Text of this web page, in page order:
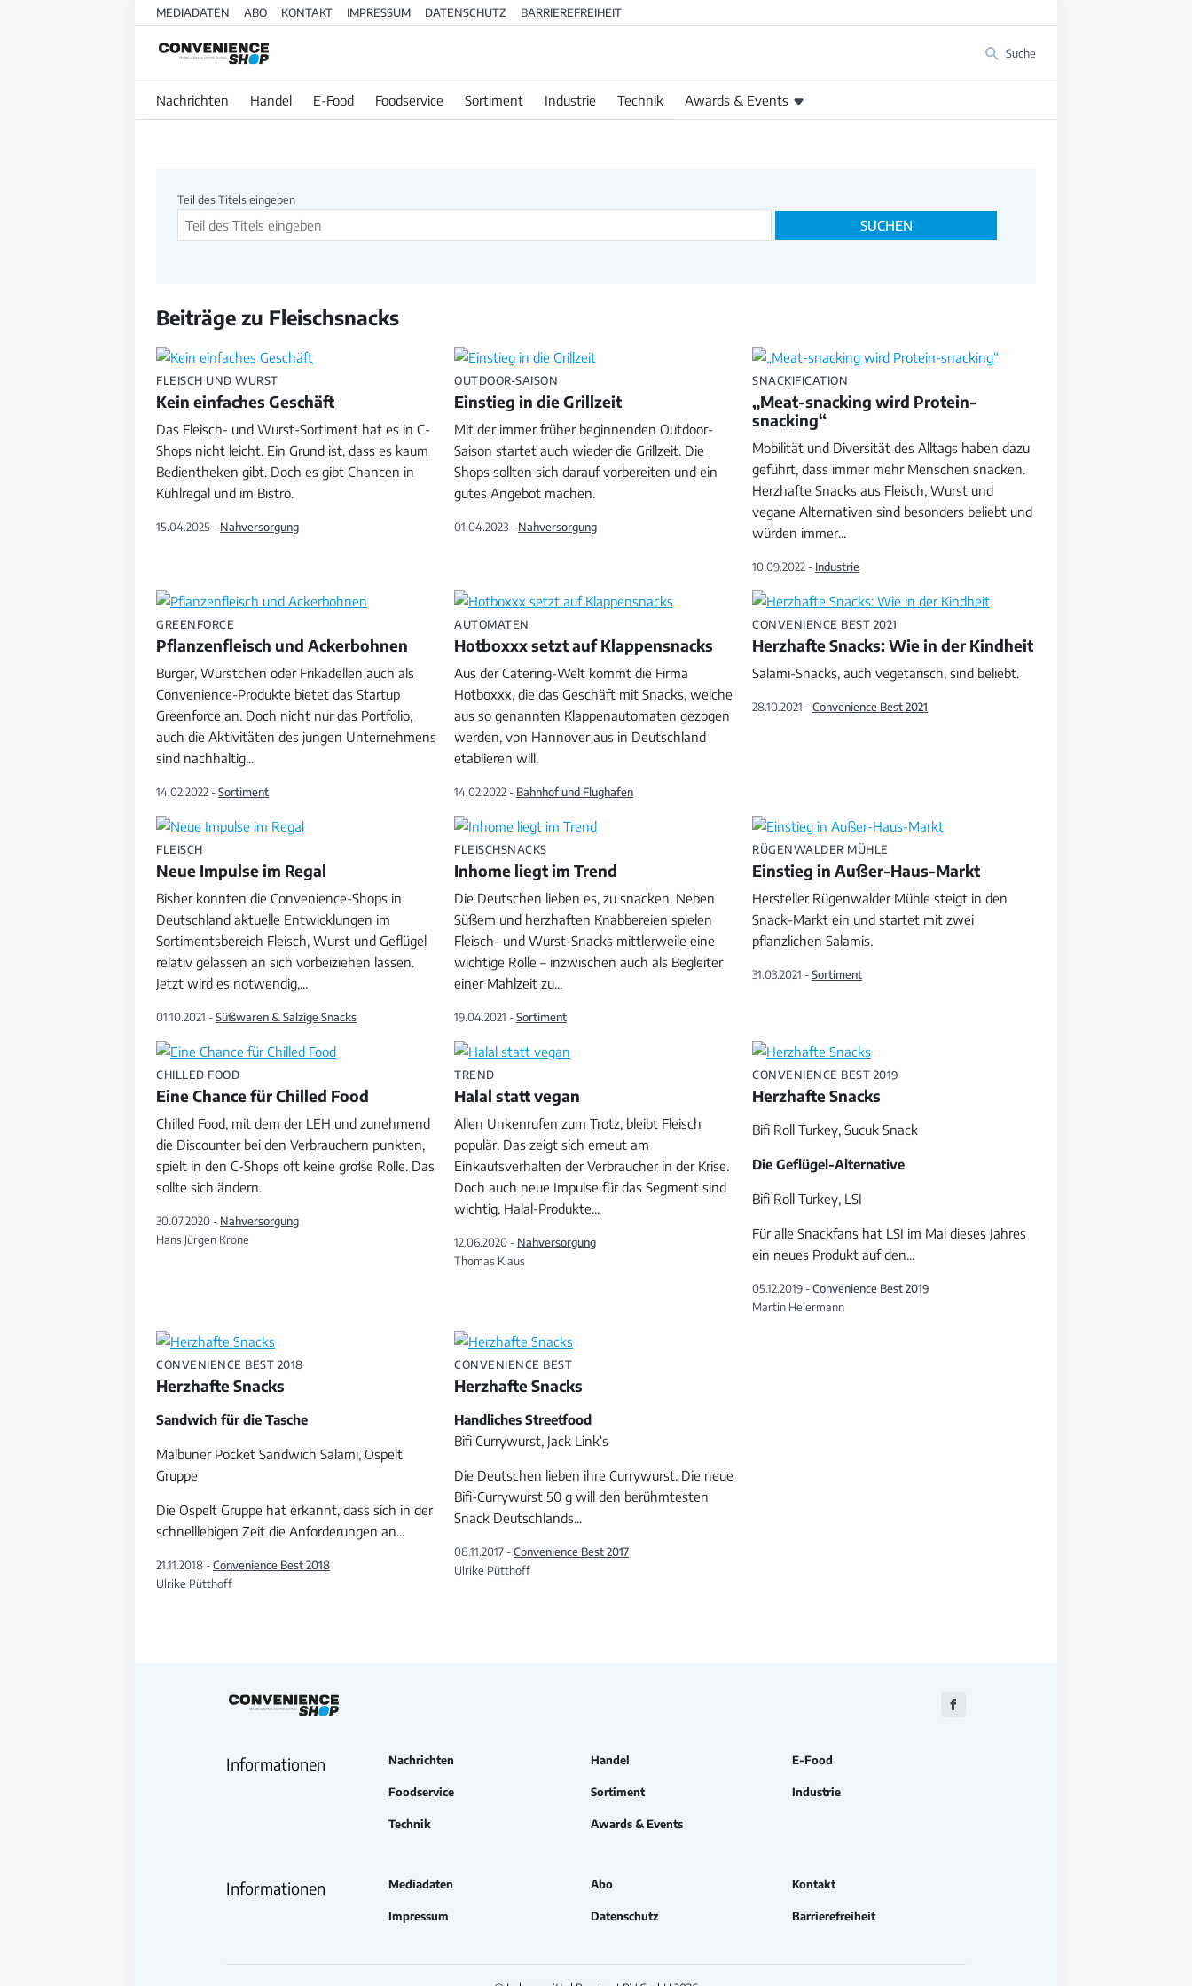
MEDIADATEN ABO KONTAKT IMPRESSUM DATENSCHUTZ BARRIEREFREIHEIT
Suche
Nachrichten Handel E-Food Foodservice Sortiment Industrie Technik Awards & Events
Beitragssuche
Teil des Titels eingeben
SUCHEN
Beiträge zu Fleischsnacks
FLEISCH UND WURST
Kein einfaches Geschäft
Das Fleisch- und Wurst-Sortiment hat es in C-
Shops nicht leicht. Ein Grund ist, dass es kaum
Bedientheken gibt. Doch es gibt Chancen in
Kühlregal und im Bistro.
15.04.2025 - Nahversorgung
OUTDOOR-SAISON
Einstieg in die Grillzeit
Mit der immer früher beginnenden Outdoor-
Saison startet auch wieder die Grillzeit. Die
Shops sollten sich darauf vorbereiten und ein
gutes Angebot machen.
01.04.2023 - Nahversorgung
SNACKIFICATION
„Meat-snacking wird Protein-
snacking“
Mobilität und Diversität des Alltags haben dazu
geführt, dass immer mehr Menschen snacken.
Herzhafte Snacks aus Fleisch, Wurst und
vegane Alternativen sind besonders beliebt und
würden immer...
10.09.2022 - Industrie
GREENFORCE
Pflanzenfleisch und Ackerbohnen
Burger, Würstchen oder Frikadellen auch als
Convenience-Produkte bietet das Startup
Greenforce an. Doch nicht nur das Portfolio,
auch die Aktivitäten des jungen Unternehmens
sind nachhaltig...
14.02.2022 -Sortiment
AUTOMATEN
Hotboxxx setzt auf Klappensnacks
Aus der Catering-Welt kommt die Firma
Hotboxxx, die das Geschäft mit Snacks, welche
aus so genannten Klappenautomaten gezogen
werden, von Hannover aus in Deutschland
etablieren will.
14.02.2022 - Bahnhof und Flughafen
CONVENIENCE BEST 2021
Herzhafte Snacks: Wie in der Kindheit
Salami-Snacks, auch vegetarisch, sind beliebt.
28.10.2021 -Convenience Best 2021
FLEISCH
Neue Impulse im Regal
Bisher konnten die Convenience-Shops in
Deutschland aktuelle Entwicklungen im
Sortimentsbereich Fleisch, Wurst und Geflügel
relativ gelassen an sich vorbeiziehen lassen.
Jetzt wird es notwendig,...
01.10.2021 -Süßwaren & Salzige Snacks
FLEISCHSNACKS
Inhome liegt im Trend
Die Deutschen lieben es, zu snacken. Neben
Süßem und herzhaften Knabbereien spielen
Fleisch- und Wurst-Snacks mittlerweile eine
wichtige Rolle – inzwischen auch als Begleiter
einer Mahlzeit zu...
19.04.2021 -Sortiment
RÜGENWALDER MÜHLE
Einstieg in Außer-Haus-Markt
Hersteller Rügenwalder Mühle steigt in den
Snack-Markt ein und startet mit zwei
pflanzlichen Salamis.
31.03.2021 -Sortiment
CHILLED FOOD
Eine Chance für Chilled Food
Chilled Food, mit dem der LEH und zunehmend
die Discounter bei den Verbrauchern punkten,
spielt in den C-Shops oft keine große Rolle. Das
sollte sich ändern.
30.07.2020 - Nahversorgung
Hans Jürgen Krone
TREND
Halal statt vegan
Allen Unkenrufen zum Trotz, bleibt Fleisch
populär. Das zeigt sich erneut am
Einkaufsverhalten der Verbraucher in der Krise.
Doch auch neue Impulse für das Segment sind
wichtig. Halal-Produkte...
12.06.2020 - Nahversorgung
Thomas Klaus
CONVENIENCE BEST 2019
Herzhafte Snacks
Bifi Roll Turkey, Sucuk Snack
Die Geflügel-Alternative
Bifi Roll Turkey, LSI
Für alle Snackfans hat LSI im Mai dieses Jahres
ein neues Produkt auf den...
05.12.2019 -Convenience Best 2019
Martin Heiermann
CONVENIENCE BEST 2018
Herzhafte Snacks
Sandwich für die Tasche
Malbuner Pocket Sandwich Salami, Ospelt
Gruppe
Die Ospelt Gruppe hat erkannt, dass sich in der
schnelllebigen Zeit die Anforderungen an...
21.11.2018 -Convenience Best 2018
Ulrike Pütthoff
CONVENIENCE BEST
Herzhafte Snacks
Handliches Streetfood
Bifi Currywurst, Jack Link‘s
Die Deutschen lieben ihre Currywurst. Die neue
Bifi-Currywurst 50 g will den berühmtesten
Snack Deutschlands...
08.11.2017 -Convenience Best 2017
Ulrike Pütthoff
Zu
Informationen Nachrichten Handel E-Food
Foodservice Sortiment Industrie
Technik Awards & Events
Informationen Mediadaten Abo Kontakt
Impressum Datenschutz Barrierefreiheit